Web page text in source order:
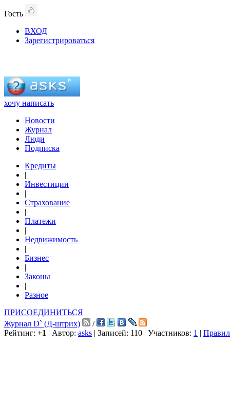
Гость
ВХОД
Зарегистрироваться
хочу написать
Новости
Журнал
Люди
Подписка
Кредиты
|
Инвестиции
|
Страхование
|
Платежи
|
Недвижимость
|
Бизнес
|
Законы
|
Разное
ПРИСОЕДИНИТЬСЯ
Журнал D` (Д-штрих)
/
Рейтинг: +1 | Автор: asks | Записей: 110 | Участников: 1 |